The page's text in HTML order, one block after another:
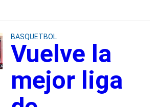
BASQUETBOL
Vuelve la
mejor liga